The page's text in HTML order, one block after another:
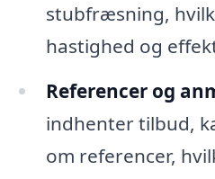
stubfræsning,
hastighed og
Referencer og
indhenter tilbud,
om referencer,